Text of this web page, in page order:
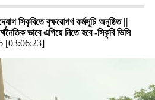
সিকৃবিতে বৃক্ষরোপণ কর্মসূচি অনুষ্ঠিত ||
ভাবে এগিয়ে নিতে হবে -সিকৃবি ভিসি
[03:06:23]